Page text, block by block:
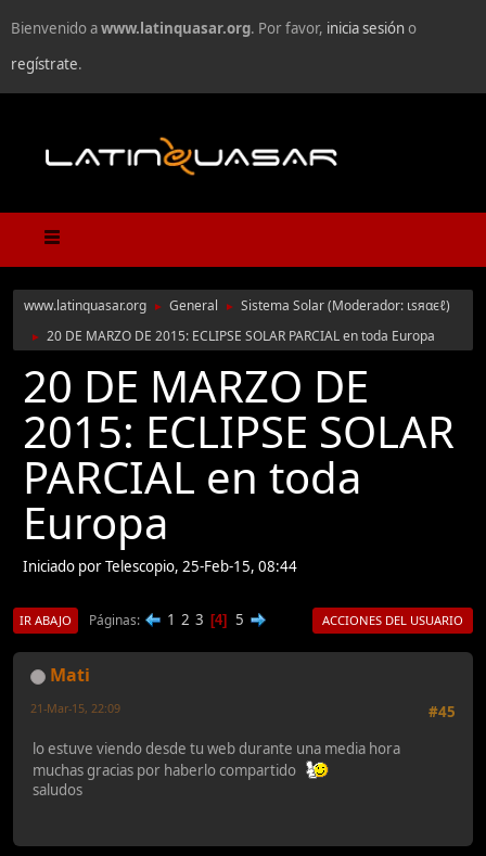
Bienvenido awww.latinquasar.org. Por favor, inicia sesióno
regístrate.
www.latinquasar.org ► General ► Sistema Solar(Moderador: ιѕяαєℓ)
► 20 DE MARZO DE 2015: ECLIPSE SOLAR PARCIAL en toda Europa
20 DE MARZO DE
2015: ECLIPSE SOLAR
PARCIAL en toda
Europa
Iniciado por Telescopio, 25-Feb-15, 08:44
IR ABAJO Páginas 1 2 3 4 5 ACCIONES DEL USUARIO
Mati
#45
21-Mar-15, 22:09
lo estuve viendo desde tu web durante una media hora
muchas gracias por haberlo compartido
saludos